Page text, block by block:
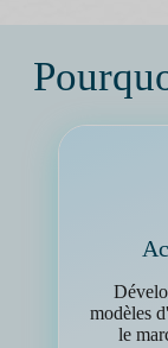
modèles
le